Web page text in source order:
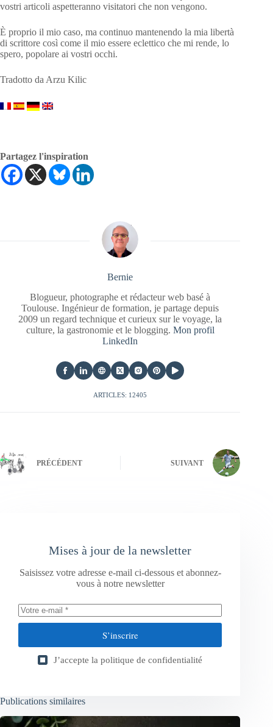
vostri articoli aspetteranno visitatori che non vengono.
È proprio il mio caso, ma continuo mantenendo la mia libertà
di scrittore così come il mio essere eclettico che mi rende, lo
spero, popolare ai vostri occhi.
Tradotto da Arzu Kilic
Partagez l'inspiration
Bernie
Blogueur, photographe et rédacteur web basé à
Toulouse. Ingénieur de formation, je partage depuis
2009 un regard technique et curieux sur le voyage, la
culture, la gastronomie et le blogging. Mon profil
LinkedIn
ARTICLES: 12405
PRÉCÉDENT SUIVANT
Mises à jour de la newsletter
Saisissez votre adresse e-mail ci-dessous et abonnez-
vous à notre newsletter
S’inscrire
J’accepte la politique de confidentialité
Publications similaires